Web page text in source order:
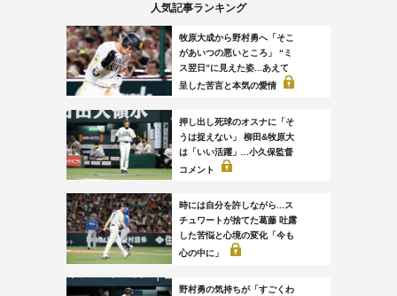
人気記事ランキング
牧原大成から野村勇へ「そこ
があいつの悪いところ」 “ミ
ス翌日”に見えた姿...あえて
呈した苦言と本気の愛情
押し出し死球のオスナに「そ
うは捉えない」 柳田&牧原大
は「いい活躍」...小久保監督
コメント
時には自分を許しながら...ス
チュワートが捨てた葛藤 吐露
した苦悩と心境の変化「今も
心の中に」
野村勇の気持ちが「すごくわ